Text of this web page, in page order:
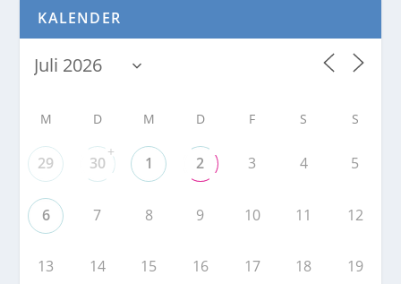
KALENDER
M D M D F S S
29 30
+
1 2 3 4 5
6 7 8 9 10 11 12
13 14 15 16 17 18 19